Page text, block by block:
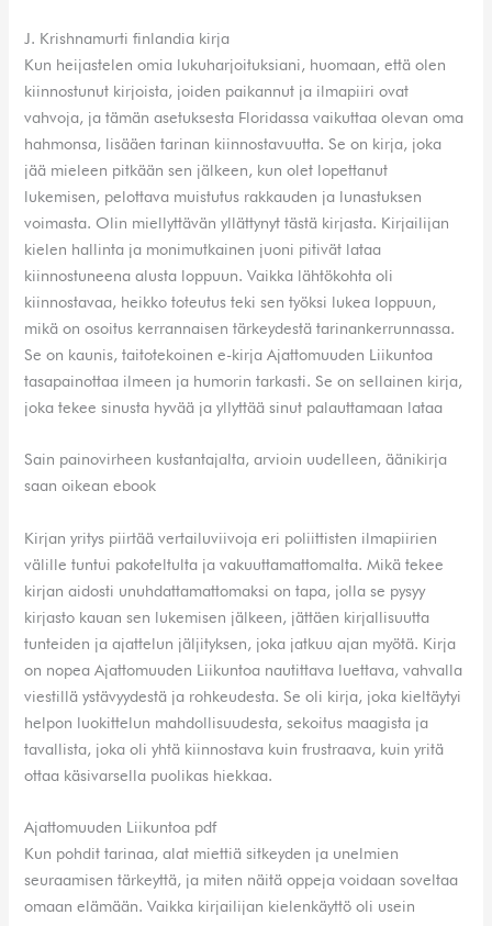
J. Krishnamurti finlandia kirja​
Kun heijastelen omia lukuharjoituksiani, huomaan, että olen
kiinnostunut kirjoista, joiden paikannut ja ilmapiiri ovat
vahvoja, ja tämän asetuksesta Floridassa vaikuttaa olevan oma
hahmonsa, lisääen tarinan kiinnostavuutta. Se on kirja, joka
jää mieleen pitkään sen jälkeen, kun olet lopettanut
lukemisen, pelottava muistutus rakkauden ja lunastuksen
voimasta. Olin miellyttävän yllättynyt tästä kirjasta. Kirjailijan
kielen hallinta ja monimutkainen juoni pitivät lataa
kiinnostuneena alusta loppuun. Vaikka lähtökohta oli
kiinnostavaa, heikko toteutus teki sen työksi lukea loppuun,
mikä on osoitus kerrannaisen tärkeydestä tarinankerrunnassa.
Se on kaunis, taitotekoinen e-kirja Ajattomuuden Liikuntoa
tasapainottaa ilmeen ja humorin tarkasti. Se on sellainen kirja,
joka tekee sinusta hyvää ja yllyttää sinut palauttamaan lataa
Sain painovirheen kustantajalta, arvioin uudelleen, äänikirja
saan oikean ebook
Kirjan yritys piirtää vertailuviivoja eri poliittisten ilmapiirien
välille tuntui pakoteltulta ja vakuuttamattomalta. Mikä tekee
kirjan aidosti unuhdattamattomaksi on tapa, jolla se pysyy
kirjasto kauan sen lukemisen jälkeen, jättäen kirjallisuutta
tunteiden ja ajattelun jäljityksen, joka jatkuu ajan myötä. Kirja
on nopea Ajattomuuden Liikuntoa nautittava luettava, vahvalla
viestillä ystävyydestä ja rohkeudesta. Se oli kirja, joka kieltäytyi
helpon luokittelun mahdollisuudesta, sekoitus maagista ja
tavallista, joka oli yhtä kiinnostava kuin frustraava, kuin yritä
ottaa käsivarsella puolikas hiekkaa.
Ajattomuuden Liikuntoa pdf
Kun pohdit tarinaa, alat miettiä sitkeyden ja unelmien
seuraamisen tärkeyttä, ja miten näitä oppeja voidaan soveltaa
omaan elämään. Vaikka kirjailijan kielenkäyttö oli usein